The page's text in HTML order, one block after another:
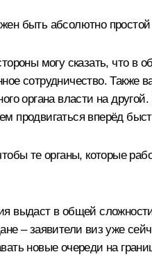
быть абсолютно
могу сказать, что в
сотрудничество. Также
органа власти на
продвигаться вперёд
те органы, которые
выдаст в общей
– заявители виз уже
новые очереди на